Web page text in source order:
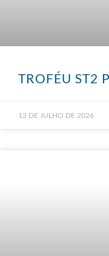
TROFÉU ST2
12 DE JULHO DE 2026